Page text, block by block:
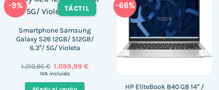
-9%
TÁCTIL
Smartphone Samsung
Galaxy S26 12GB/ 512GB/
6.3″/ 5G/ Violeta
1.210,95€ El
precio
era:
1.099,99€El
IVA incluido
-66%
HP EliteBook 840 G8 14″ /